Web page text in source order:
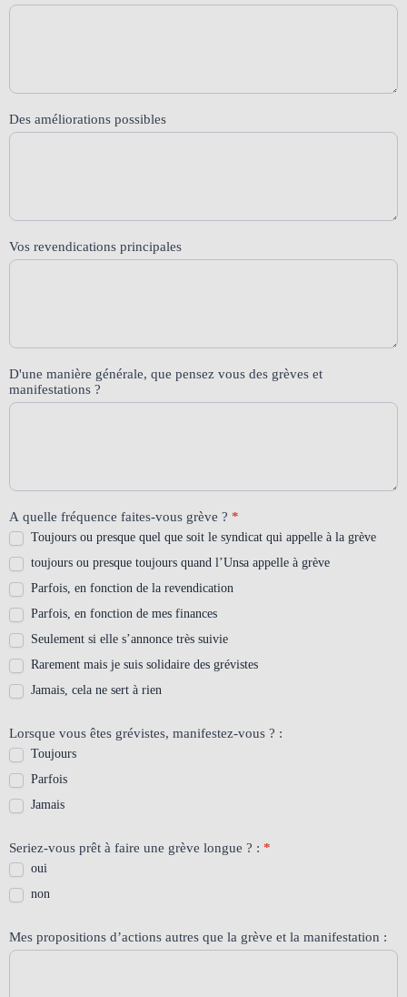
Des améliorations possibles
Vos revendications principales
D'une manière générale, que pensez vous des grèves et
manifestations ?
A quelle fréquence faites-vous grève ? *
Toujours ou presque quel que soit le syndicat qui appelle à la grève
toujours ou presque toujours quand l’Unsa appelle à grève
Parfois, en fonction de la revendication
Parfois, en fonction de mes finances
Seulement si elle s’annonce très suivie
Rarement mais je suis solidaire des grévistes
Jamais, cela ne sert à rien
Lorsque vous êtes grévistes, manifestez-vous ? :
Toujours
Parfois
Jamais
Seriez-vous prêt à faire une grève longue ? : *
oui
non
Mes propositions d’actions autres que la grève et la manifestation :